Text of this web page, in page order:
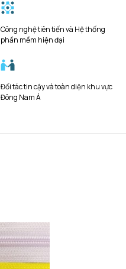
Công nghệ tiên tiến và Hệ thống
phần mềm hiện đại
Đối tác tin cậy và toàn diện khu vực
Đông Nam Á